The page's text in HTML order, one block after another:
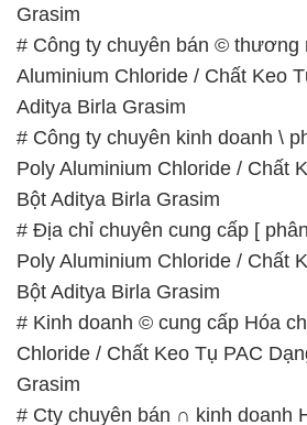
Poly Aluminium Chloride / Chất
Bột Aditya Birla Grasim
# Địa chỉ chuyên cung cấp [
Poly Aluminium Chloride / Chất
Bột Aditya Birla Grasim
# Kinh doanh © cung cấp Hóa
Chloride / Chất Keo Tụ PAC
Grasim
# Cty chuyên bán ∩ kinh doanh
Aluminium Chloride / Chất Keo
Aditya Birla Grasim
# Đơn vị kinh doanh © bán Hóa
Aluminium Chloride / Chất Keo